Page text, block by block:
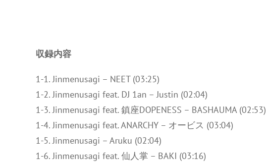
収録内容
1-1. Jinmenusagi – NEET (03:25)
1-2. Jinmenusagi feat. DJ 1an – Justin (02:04)
1-3. Jinmenusagi feat. 鎮座DOPENESS – BASHAUMA (02:53)
1-4. Jinmenusagi feat. ANARCHY – オービス (03:04)
1-5. Jinmenusagi – Aruku (02:04)
1-6. Jinmenusagi feat. 仙人掌 – BAKI (03:16)